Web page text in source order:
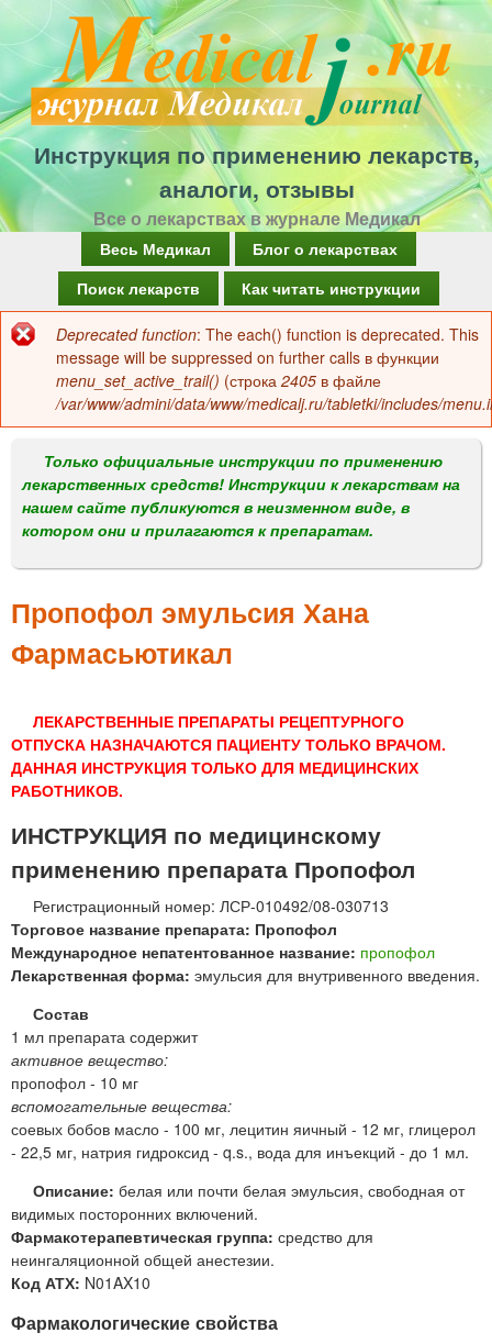
Перейти
к
основному
содержанию
Инструкция по применению лекарств,
аналоги, отзывы
Все о лекарствах в журнале Медикал
а
в
о
м
е
н
Весь Медикал
Блог о лекарствах
Поиск лекарств
Как читать инструкции
Сообщение
об
ошибке
Deprecated function: The each() function is deprecated. This
message will be suppressed on further calls в функции
menu_set_active_trail() (строка 2405 в файле
/var/www/admini/data/www/medicalj.ru/tabletki/includes/
Только официальные инструкции по применению
лекарственных средств! Инструкции к лекарствам на
нашем сайте публикуются в неизменном виде, в
котором они и прилагаются к препаратам.
Пропофол эмульсия Хана
Фармасьютикал
ЛЕКАРСТВЕННЫЕ ПРЕПАРАТЫ РЕЦЕПТУРНОГО
ОТПУСКА НАЗНАЧАЮТСЯ ПАЦИЕНТУ ТОЛЬКО ВРАЧОМ.
ДАННАЯ ИНСТРУКЦИЯ ТОЛЬКО ДЛЯ МЕДИЦИНСКИХ
РАБОТНИКОВ.
ИНСТРУКЦИЯ по медицинскому
применению препарата Пропофол
Регистрационный номер: ЛСР-010492/08-030713
Торговое название препарата: Пропофол
Международное непатентованное название: пропофол
Лекарственная форма: эмульсия для внутривенного введения.
Состав
1 мл препарата содержит
активное вещество:
пропофол - 10 мг
вспомогательные вещества:
соевых бобов масло - 100 мг, лецитин яичный - 12 мг, глицерол
- 22,5 мг, натрия гидроксид - q.s., вода для инъекций - до 1 мл.
Описание: белая или почти белая эмульсия, свободная от
видимых посторонних включений.
Фармакотерапевтическая группа: средство для
неингаляционной общей анестезии.
Код АТХ: N01AX10
Фармакологические свойства